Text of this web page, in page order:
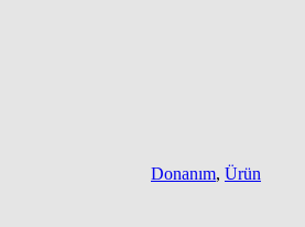
Donanım, Ürün